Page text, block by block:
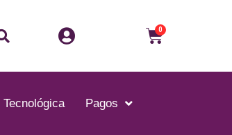
Buscar 0Carrito
Pagos